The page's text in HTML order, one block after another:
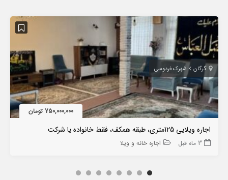
گرگان شهرک فردوسی
750,000,000 تومان
اجاره ویلایی 125متری، طبقه همکف، فقط خانواده یا شرکت
3 ماه قبل اجاره خانه و ویلا